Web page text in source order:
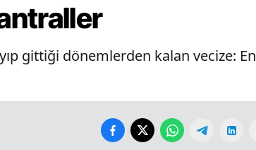
gittiği dönemlerden kalan vecize: En